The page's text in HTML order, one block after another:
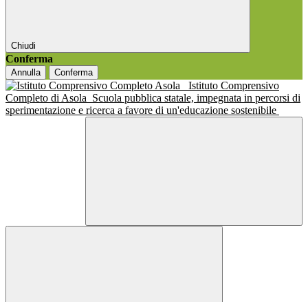
Chiudi
Conferma
Annulla Conferma
Istituto Comprensivo
Completo di Asola Scuola pubblica statale, impegnata in percorsi di
sperimentazione e ricerca a favore di un'educazione sostenibile